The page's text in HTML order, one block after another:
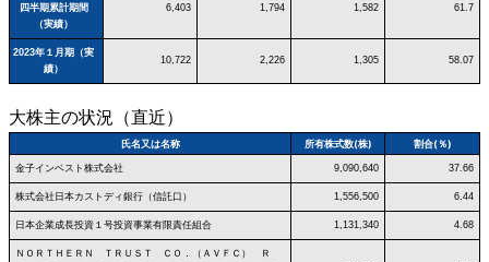
四半期累計期間
（実績）
6,403 1,794 1,582 61.7
2023年１月期（実
績）
10,722 2,226 1,305 58.07
大株主の状況（直近）
氏名又は名称 所有株式数(株) 割合(％)
金子インベスト株式会社 9,090,640 37.66
株式会社日本カストディ銀行（信託口） 1,556,500 6.44
日本企業成長投資１号投資事業有限責任組合 1,131,340 4.68
ＮＯＲＴＨＥＲＮ ＴＲＵＳＴ ＣＯ．（ＡＶＦＣ） Ｒ